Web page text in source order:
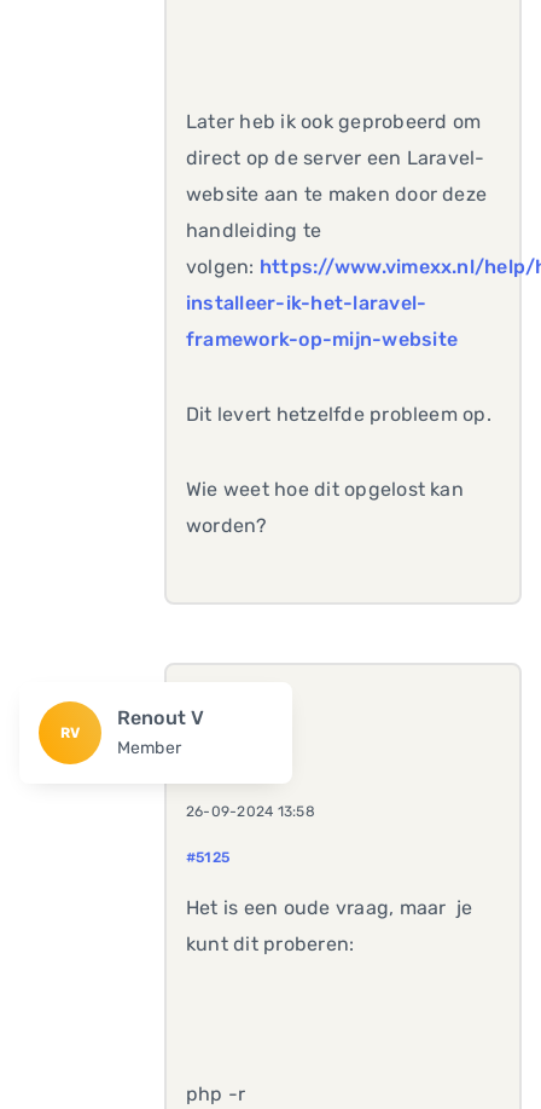
Later heb ik ook geprobeerd om
direct op de server een Laravel-
website aan te maken door deze
handleiding te
volgen: https://www.vimexx.nl/help/
installeer-ik-het-laravel-
framework-op-mijn-website
Dit levert hetzelfde probleem op.
Wie weet hoe dit opgelost kan
worden?
RV
Renout V
Member
26-09-2024 13:58
#5125
Het is een oude vraag, maar je
kunt dit proberen:
php -r